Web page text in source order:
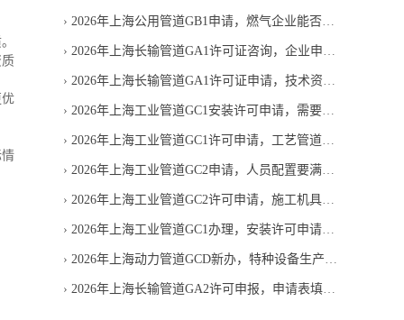
2026年上海公用管道GB1申请，燃气企业能否一次通过审核
2026年上海长输管道GA1许可证咨询，企业申请许可要花多少钱
2026年上海长输管道GA1许可证申请，技术资料为何审核不通过
2026年上海工业管道GC1安装许可申请，需要满足哪些条件
2026年上海工业管道GC1许可申请，工艺管道项目需要什么资质
2026年上海工业管道GC2申请，人员配置要满足哪些要求
2026年上海工业管道GC2许可申请，施工机具需要提供哪些材料
2026年上海工业管道GC1办理，安装许可申请条件有哪些
2026年上海动力管道GCD新办，特种设备生产单位许可怎么申请
2026年上海长输管道GA2许可申报，申请表填写容易错在哪